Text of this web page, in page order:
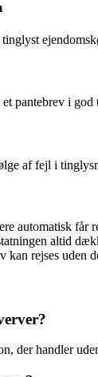
pantebrev i
af fejl i
automatisk
altid
kan rejses uden
der handler